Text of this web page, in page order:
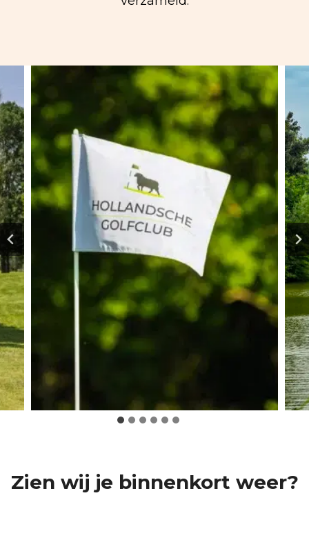
Zien wij je binnenkort weer?